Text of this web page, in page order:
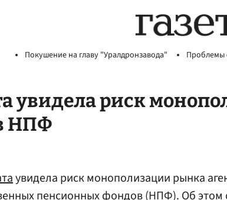
Покушение на главу "Уралдронзавода" Проблемы
увидела риск
НПФ
увидела риск монополизации рынка
пенсионных фондов (НПФ). Об этом